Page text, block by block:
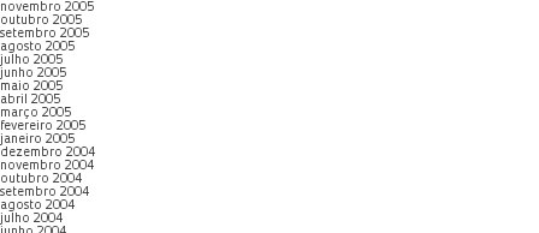
novembro 2005
outubro 2005
setembro 2005
agosto 2005
julho 2005
junho 2005
maio 2005
abril 2005
março 2005
fevereiro 2005
janeiro 2005
dezembro 2004
novembro 2004
outubro 2004
setembro 2004
agosto 2004
julho 2004